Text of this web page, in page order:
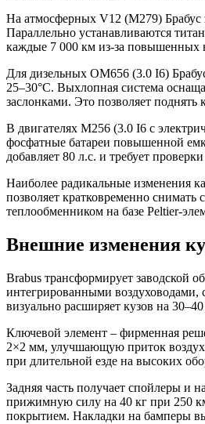
На атмосферных V12 (M279) Брабус
Параллельно устанавливаются
каждые 7 000 км из-за повышенных
Для дизельных OM656 (3.0 I6)
25–30°C. Выхлопная система
заслонками. Это позволяет
В двигателях M256 (3.0 I6 с
фосфатные батареи повышенной
добавляет 80 л.с. и требует
Наиболее радикальные изменения
позволяет кратковременно снимать
теплообменником на базе Peltier-
Внешние изменения
Brabus трансформирует заводской
интегрированными
визуально расширяет кузов на
Ключевой элемент – фирменная
2×2 мм, улучшающую приток
при длительной езде на высоких
Задняя часть получает спойлеры и
прижимную силу на 40 кг при 250
покрытием. Накладки на бамперы